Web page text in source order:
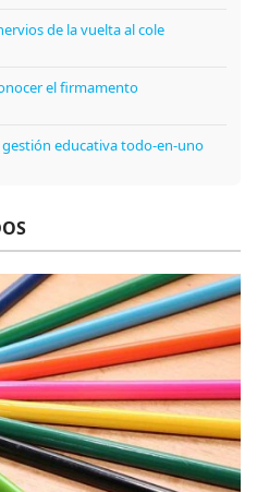
de la vuelta al cole
el firmamento
educativa todo-en-uno